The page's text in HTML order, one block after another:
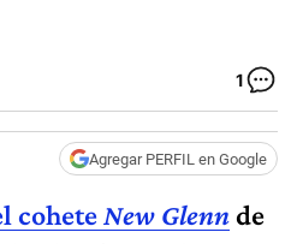
1
Agregar PERFIL en Google
coheteNew Glennde